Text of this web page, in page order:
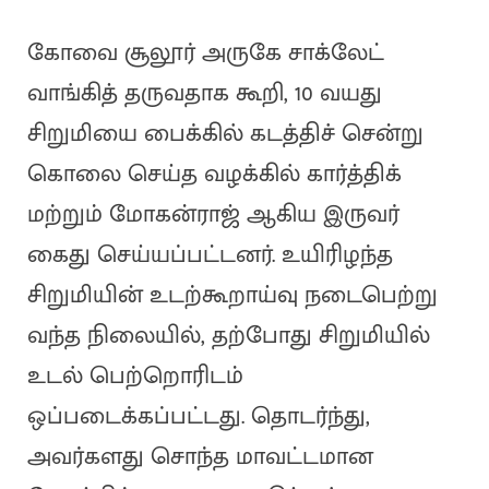
கோவை சூலூர் அருகே சாக்லேட்
வாங்கித் தருவதாக கூறி, 10 வயது
சிறுமியை பைக்கில் கடத்திச் சென்று
கொலை செய்த வழக்கில் கார்த்திக்
மற்றும் மோகன்ராஜ் ஆகிய இருவர்
கைது செய்யப்பட்டனர். உயிரிழந்த
சிறுமியின் உடற்கூறாய்வு நடைபெற்று
வந்த நிலையில், தற்போது சிறுமியில்
உடல் பெற்றொரிடம்
ஒப்படைக்கப்பட்டது. தொடர்ந்து,
அவர்களது சொந்த மாவட்டமான